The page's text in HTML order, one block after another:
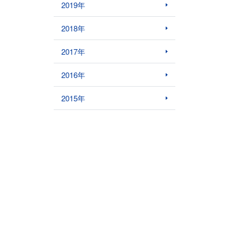
2019年
2018年
2017年
2016年
2015年